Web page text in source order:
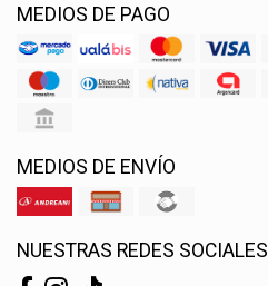
MEDIOS DE PAGO
MEDIOS DE ENVÍO
NUESTRAS REDES SOCIALES